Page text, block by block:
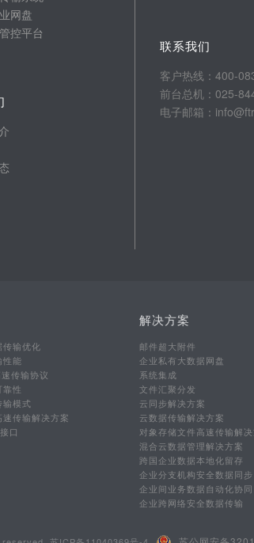
网盘
控平台
联系我们
客户热线：400-
前台总机：025-
电子邮箱：
传输优化
性能
传输协议
性
输模式
传输解决方案
口
解决方案
邮件超大附件
企业私有大数据网盘
系统集成
文件汇聚分发
云同步解决方案
云数据传输解决方案
对象存储文件高速传输解
混合云数据管理解决方案
跨国企业数据本地化留存
企业分支机构安全数据同步
企业间业务数据自动化协同
企业跨网络安全数据传输